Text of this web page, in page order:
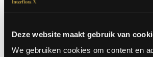
Deze website maakt gebruik van
We gebruiken cookies om content en